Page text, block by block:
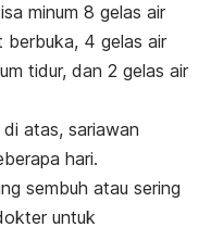
minum 8 gelas air
berbuka, 4 gelas air
tidur, dan 2 gelas air
atas, sariawan
hari.
sembuh atau sering
untuk